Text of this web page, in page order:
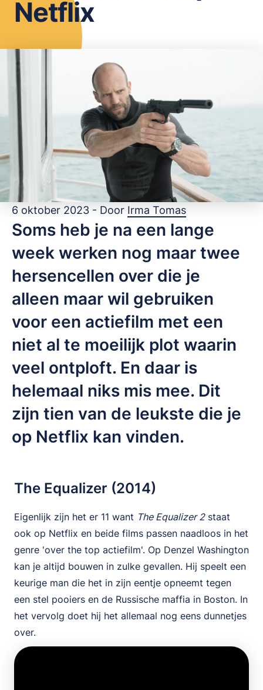
Netflix
6 oktober 2023 - Door Irma Tomas
Soms heb je na een lange
week werken nog maar twee
hersencellen over die je
alleen maar wil gebruiken
voor een actiefilm met een
niet al te moeilijk plot waarin
veel ontploft. En daar is
helemaal niks mis mee. Dit
zijn tien van de leukste die je
op Netflix kan vinden.
The Equalizer (2014)
Eigenlijk zijn het er 11 want The Equalizer 2staat
ook op Netflix en beide films passen naadloos in het
genre 'over the top actiefilm'. Op Denzel Washington
kan je altijd bouwen in zulke gevallen. Hij speelt een
keurige man die het in zijn eentje opneemt tegen
een stel pooiers en de Russische maffia in Boston. In
het vervolg doet hij het allemaal nog eens dunnetjes
over.